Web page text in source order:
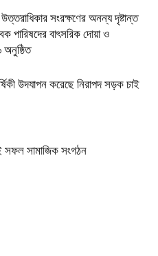
সংরক্ষণের অনন্য দৃষ্টান্ত
পারিষদের বাৎসরিক দোয়া ও
উদযাপন করেছে নিরাপদ সড়ক চাই
সফল সামাজিক সংগঠন